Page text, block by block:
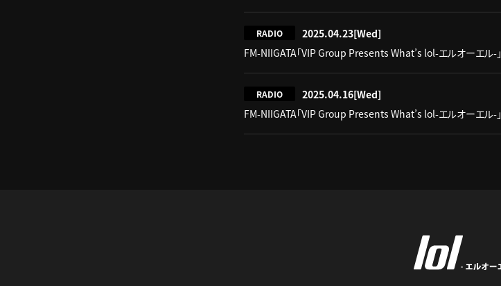
RADIO 2025.04.23[Wed]
FM-NIIGATA「VIP Group Presents What’s lol-エルオーエル-」
RADIO 2025.04.16[Wed]
FM-NIIGATA「VIP Group Presents What’s lol-エルオーエル-」